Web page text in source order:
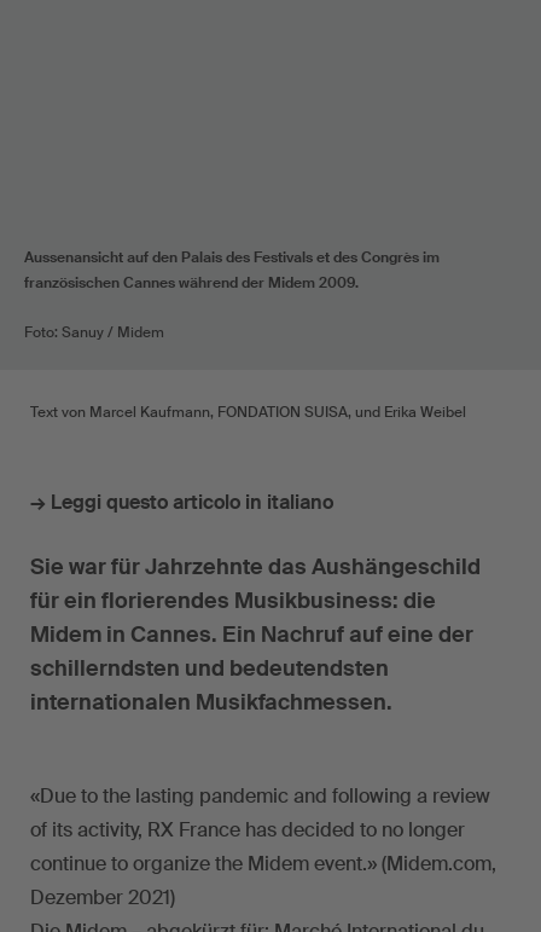
Aussenansicht auf den Palais des Festivals et des Congrès im
französischen Cannes während der Midem 2009.
Foto: Sanuy / Midem
Text von Marcel Kaufmann, FONDATION SUISA, und Erika Weibel
→ Leggi questo articolo in italiano
Sie war für Jahrzehnte das Aushängeschild
für ein florierendes Musikbusiness: die
Midem in Cannes. Ein Nachruf auf eine der
schillerndsten und bedeutendsten
internationalen Musikfachmessen.
«Due to the lasting pandemic and following a review
of its activity, RX France has decided to no longer
continue to organize the Midem event.» (Midem.com,
Dezember 2021)